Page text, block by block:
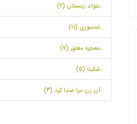
..متولد زمستان (2)
..غمسوزی (11)
..معجزه معلق (7)
..شکینا (5)
..آن زن مرا صدا کرد (3)